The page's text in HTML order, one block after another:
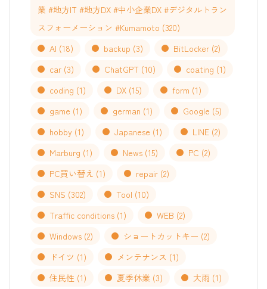
業 #地方IT #地方DX #中小企業DX #デジタルトラン
スフォーメーション #Kumamoto (320)
AI (18) backup (3) BitLocker (2)
car (3) ChatGPT (10) coating (1)
coding (1) DX (15) form (1)
game (1) german (1) Google (5)
hobby (1) Japanese (1) LINE (2)
Marburg (1) News (15) PC (2)
PC買い替え (1) repair (2)
SNS (302) Tool (10)
Traffic conditions (1) WEB (2)
Windows (2) ショートカットキー (2)
ドイツ (1) メンテナンス (1)
住民性 (1) 夏季休業 (3) 大雨 (1)